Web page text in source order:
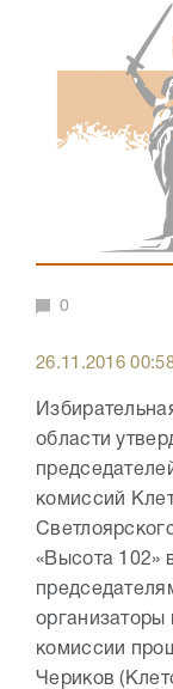
0
26.11.2016
области
комиссий
«Высота 102»
организаторы
комиссии
Чериков